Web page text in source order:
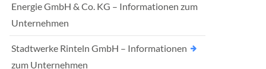
Energie GmbH & Co. KG – Informationen zum
Unternehmen
Stadtwerke Rinteln GmbH – Informationen
zum Unternehmen